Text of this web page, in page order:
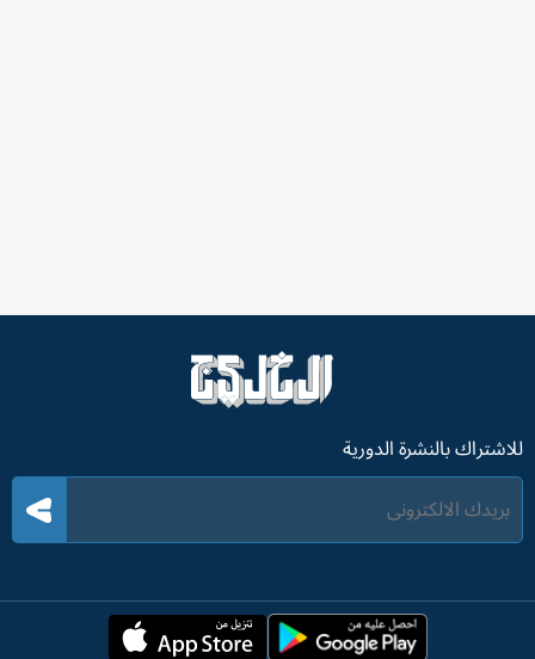
للاشتراك بالنشرة الدورية